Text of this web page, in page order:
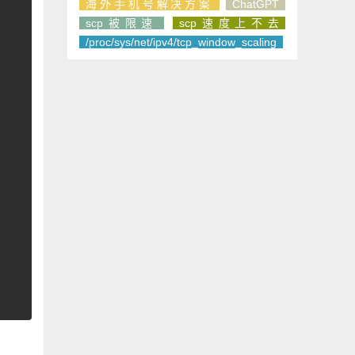
海外手机号解决方案
ChatGPT
scp被限速
scp速度上不去
/proc/sys/net/ipv4/tcp_window_scaling